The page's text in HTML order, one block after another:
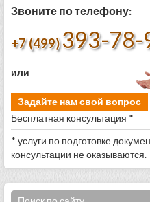
Звоните по телефону:
+7 (499) 393-78-
или
Задайте нам свой вопрос
Бесплатная консультация *
* услуги по подготовке
консультации не оказываются.